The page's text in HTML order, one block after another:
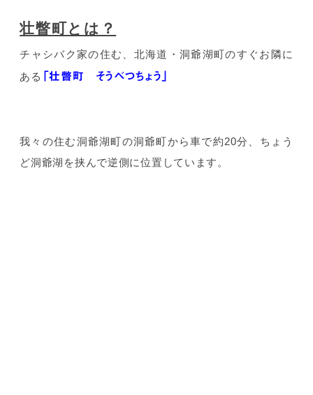
壮瞥町とは？
チャシバク家の住む、北海道・洞爺湖町のすぐお隣に
ある 「壮瞥町 そうべつちょう」
我々の住む洞爺湖町の洞爺町から車で約20分、ちょう
ど洞爺湖を挟んで逆側に位置しています。